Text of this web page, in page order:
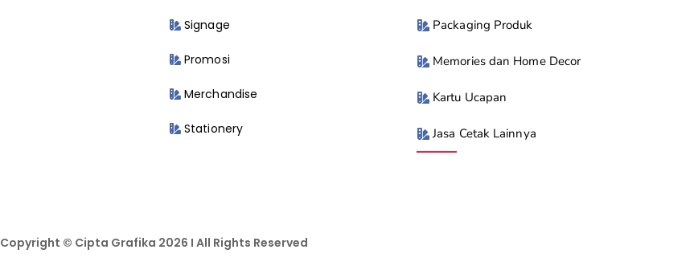
Signage
Promosi
Merchandise
Stationery
Packaging Produk
Memories dan Home Decor
Kartu Ucapan
Jasa Cetak Lainnya
Copyright © Cipta Grafika 2026 I All Rights Reserved